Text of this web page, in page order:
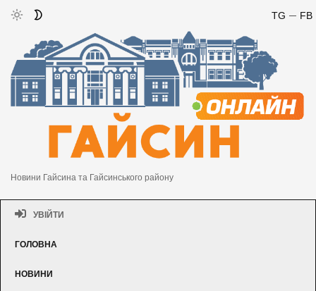
FB
TG
Новини Гайсина та Гайсинського району
УВІЙТИ
ГОЛОВНА
НОВИНИ